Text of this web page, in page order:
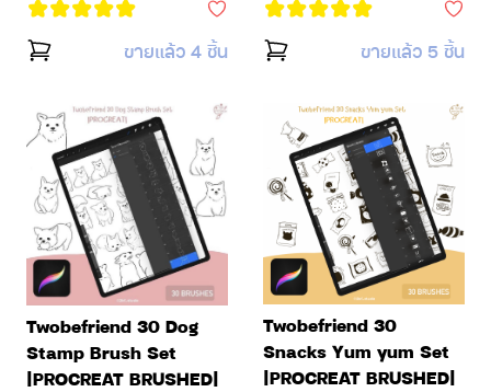
ขายแล้ว 4 ชิ้น ขายแล้ว 5 ชิ้น
Twobefriend 30 Dog
Stamp Brush Set
|PROCREAT BRUSHED|
Twobefriend 30
Snacks Yum yum Set
|PROCREAT BRUSHED|